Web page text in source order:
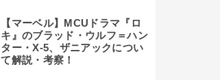
【マーベル】MCUドラマ『ロ
キ』のブラッド・ウルフ＝ハン
ター・X-5、ザニアックについ
て解説・考察！